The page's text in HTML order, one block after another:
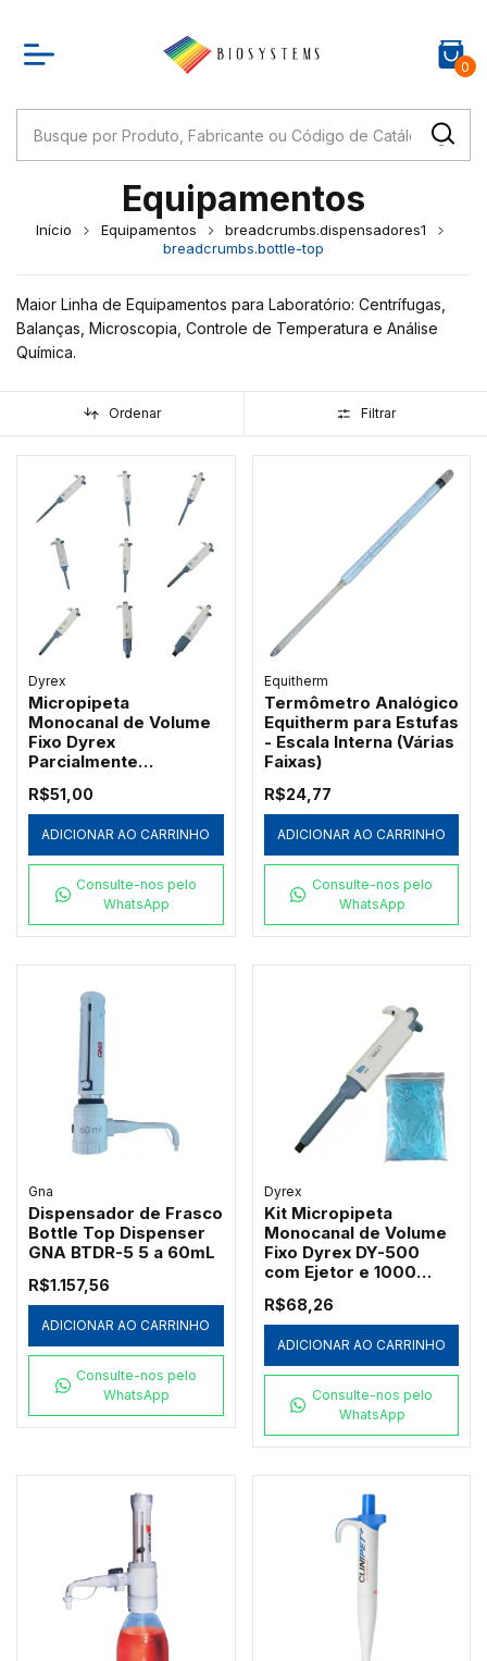
0
Equipamentos
Início Equipamentos
breadcrumbs.dispensadores1
breadcrumbs.bottle-top
Maior Linha de Equipamentos para Laboratório: Centrífugas,
Balanças, Microscopia, Controle de Temperatura e Análise
Química.
Ordenar Filtrar
Dyrex
Micropipeta
Monocanal de Volume
Fixo Dyrex
Parcialmente
R$51,00
ADICIONAR AO CARRINHO
Consulte-nos pelo
WhatsApp
Equitherm
Termômetro Analógico
Equitherm para Estufas
- Escala Interna (Várias
Faixas)
R$24,77
ADICIONAR AO CARRINHO
Consulte-nos pelo
WhatsApp
Gna
Dispensador de Frasco
Bottle Top Dispenser
GNA BTDR-5 5 a 60mL
R$1.157,56
ADICIONAR AO CARRINHO
Consulte-nos pelo
WhatsApp
Dyrex
Kit Micropipeta
Monocanal de Volume
Fixo Dyrex DY-500
com Ejetor e 1000
Redplast 500µL
R$68,26
ADICIONAR AO CARRINHO
Consulte-nos pelo
WhatsApp